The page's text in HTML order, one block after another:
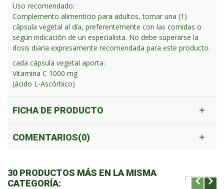
Uso recomendado:
Complemento alimenticio para adultos, tomar una (1)
cápsula vegetal al día, preferentemente con las comidas o
según indicación de un especialista. No debe superarse la
dosis diaria expresamente recomendada para este producto.
cada cápsula vegetal aporta:
Vitamina C 1000 mg
(ácido L-Ascórbico)
FICHA DE PRODUCTO
COMENTARIOS(0)
30 PRODUCTOS MÁS EN LA MISMA
CATEGORÍA: